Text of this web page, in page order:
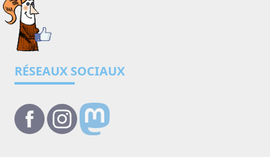
RÉSEAUX SOCIAUX